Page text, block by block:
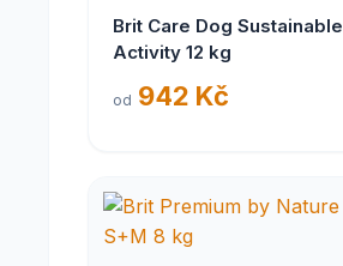
Brit Care Dog Sustainable
Activity 12 kg
od 942 Kč